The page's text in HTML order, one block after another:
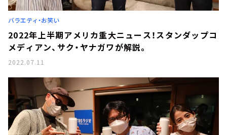
バラエティ・お笑い
2022年上半期アメリカ重大ニュース！スタンダップコ
メディアン、サク・ヤナガワが解説。
2022.07.11